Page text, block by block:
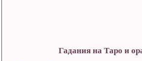
Гадания на Таро и